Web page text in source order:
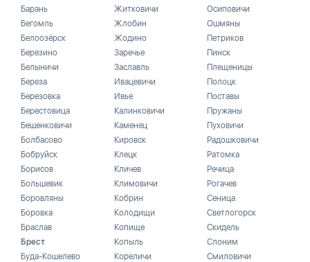
Барань
Бегомль
Белоозёрск
Березино
Белыничи
Береза
Березовка
Берестовица
Бешенковичи
Болбасово
Бобруйск
Борисов
Большевик
Боровляны
Боровка
Браслав
Брест
Буда-Кошелево
Житковичи
Жлобин
Жодино
Заречье
Заславль
Ивацевичи
Ивье
Калинковичи
Каменец
Кировск
Клецк
Кличев
Климовичи
Кобрин
Колодищи
Копище
Копыль
Кореличи
Осиповичи
Ошмяны
Петриков
Пинск
Плещеницы
Полоцк
Поставы
Пружаны
Пуховичи
Радошковичи
Ратомка
Речица
Рогачев
Сеница
Светлогорск
Скидель
Слоним
Смиловичи